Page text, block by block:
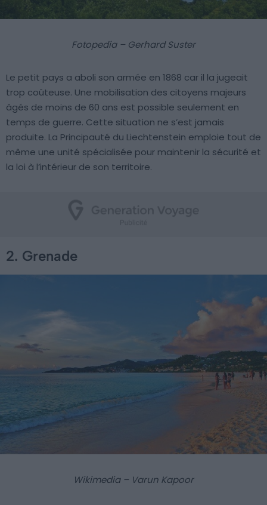
Fotopedia – Gerhard Suster
Le petit pays a aboli son armée en 1868 car il la jugeait
trop coûteuse. Une mobilisation des citoyens majeurs
âgés de moins de 60 ans est possible seulement en
temps de guerre. Cette situation ne s’est jamais
produite. La Principauté du Liechtenstein emploie tout de
même une unité spécialisée pour maintenir la sécurité et
la loi à l’intérieur de son territoire.
2. Grenade
Wikimedia – Varun Kapoor